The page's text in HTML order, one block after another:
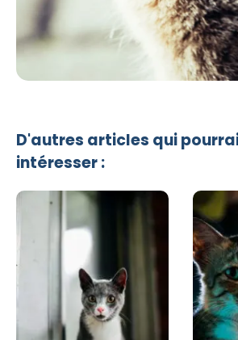
D'autres articles qui
intéresser :